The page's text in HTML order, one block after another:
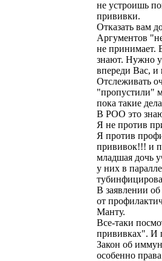
не устроишь
прививки.
Отказать вам
Аргументов
не принимает.
знают. Нужно
впереди Вас, и
Отслеживать
"пропустили"
пока такие
В РОО это
Я не против
Я против
прививок!!! и
младшая дочь
у них в
В заявлении об
от
Манту.
Все-таки
прививках". И
Закон об
особенно